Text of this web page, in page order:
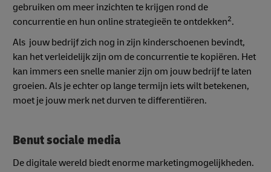
gebruiken om meer inzichten te krijgen rond de
concurrentie en hun online strategieën te ontdekken2.
Als jouw bedrijf zich nog in zijn kinderschoenen bevindt,
kan het verleidelijk zijn om de concurrentie te kopiëren. Het
kan immers een snelle manier zijn om jouw bedrijf te laten
groeien. Als je echter op lange termijn iets wilt betekenen,
moet je jouw merk net durven te differentiëren.
Benut sociale media
De digitale wereld biedt enorme marketingmogelijkheden.